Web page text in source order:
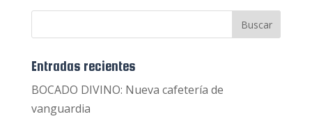
Entradas recientes
BOCADO DIVINO: Nueva cafetería de
vanguardia